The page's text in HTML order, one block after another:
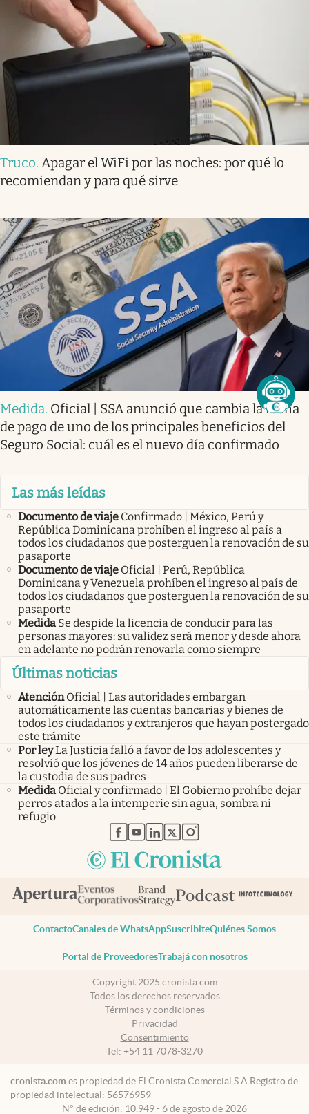
Truco. Apagar el WiFi por las noches: por qué lo
recomiendan y para qué sirve
Medida. Oficial | SSA anunció que cambia la fecha
de pago de uno de los principales beneficios del
Seguro Social: cuál es el nuevo día confirmado
Las más leídas
Documento de viaje Confirmado | México, Perú y
República Dominicana prohíben el ingreso al país a
todos los ciudadanos que posterguen la renovación de su
pasaporte
Documento de viaje Oficial | Perú, República
Dominicana y Venezuela prohíben el ingreso al país de
todos los ciudadanos que posterguen la renovación de su
pasaporte
Medida Se despide la licencia de conducir para las
personas mayores: su validez será menor y desde ahora
en adelante no podrán renovarla como siempre
Últimas noticias
Atención Oficial | Las autoridades embargan
automáticamente las cuentas bancarias y bienes de
todos los ciudadanos y extranjeros que hayan postergado
este trámite
Por leyLa Justicia falló a favor de los adolescentes y
resolvió que los jóvenes de 14 años pueden liberarse de
la custodia de sus padres
Medida Oficial y confirmado | El Gobierno prohíbe dejar
perros atados a la intemperie sin agua, sombra ni
refugio
abre en nueva pestaña
abre en nueva pestaña
abre en nueva pestaña
abre en nueva pestaña
abre en nueva pestaña
ContactoCanales de WhatsAppSuscribiteQuiénes Somos
Portal de ProveedoresTrabajá con nosotros
Copyright 2025 cronista.com
Todos los derechos reservados
Términos y condiciones
Privacidad
Consentimiento
Tel: +54 11 7078-3270
cronista.com es propiedad de El Cronista Comercial S.A Registro de
propiedad intelectual: 56576959
N° de edición: 10.949 - 6 de agosto de 2026